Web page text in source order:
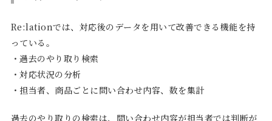
Re:lationでは、対応後のデータを用いて改善できる機能を持
っている。
・過去のやり取り検索
・対応状況の分析
・担当者、商品ごとに問い合わせ内容、数を集計
過去のやり取りの検索は、問い合わせ内容が担当者では判断が